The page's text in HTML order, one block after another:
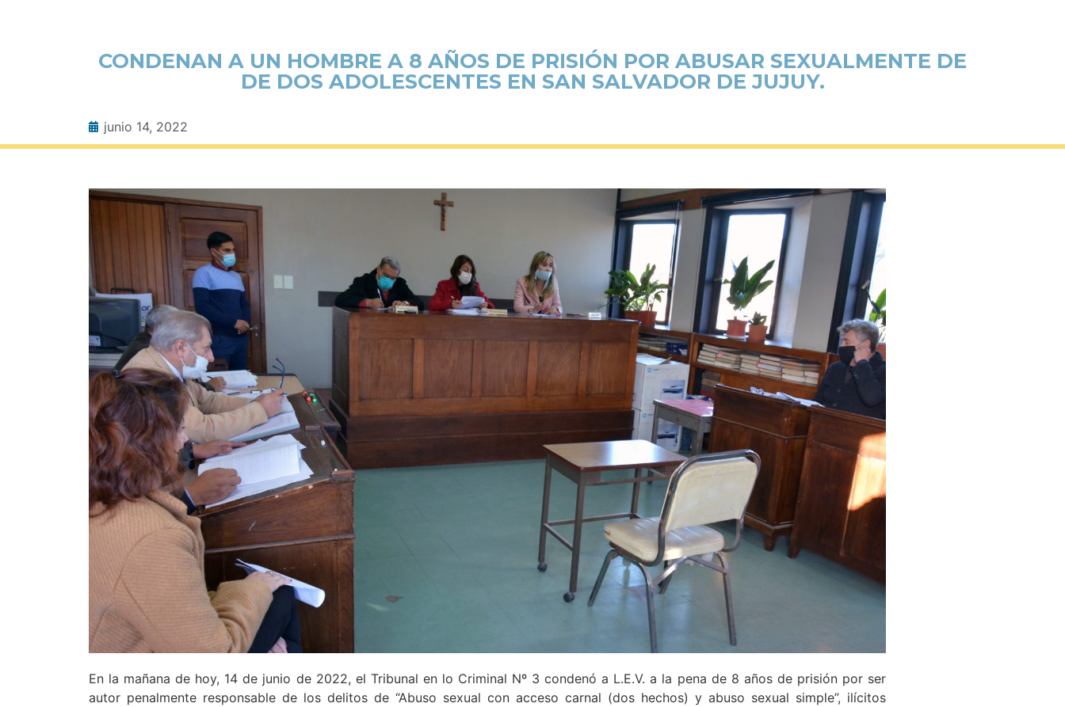
CONDENAN A UN HOMBRE A 8 AÑOS DE PRISIÓN POR ABUSAR SEXUALMENTE DE
DE DOS ADOLESCENTES EN SAN SALVADOR DE JUJUY.
junio 14, 2022
En la mañana de hoy, 14 de junio de 2022, el Tribunal en lo Criminal Nº 3 condenó a L.E.V. a la pena de 8 años de prisión por ser
autor penalmente responsable de los delitos de “Abuso sexual con acceso carnal (dos hechos) y abuso sexual simple”, ilícitos